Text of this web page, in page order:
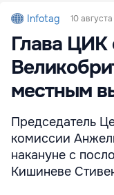
Infotag 10
Глава ЦИК
местным
Председатель
комиссии
накануне с
Кишиневе